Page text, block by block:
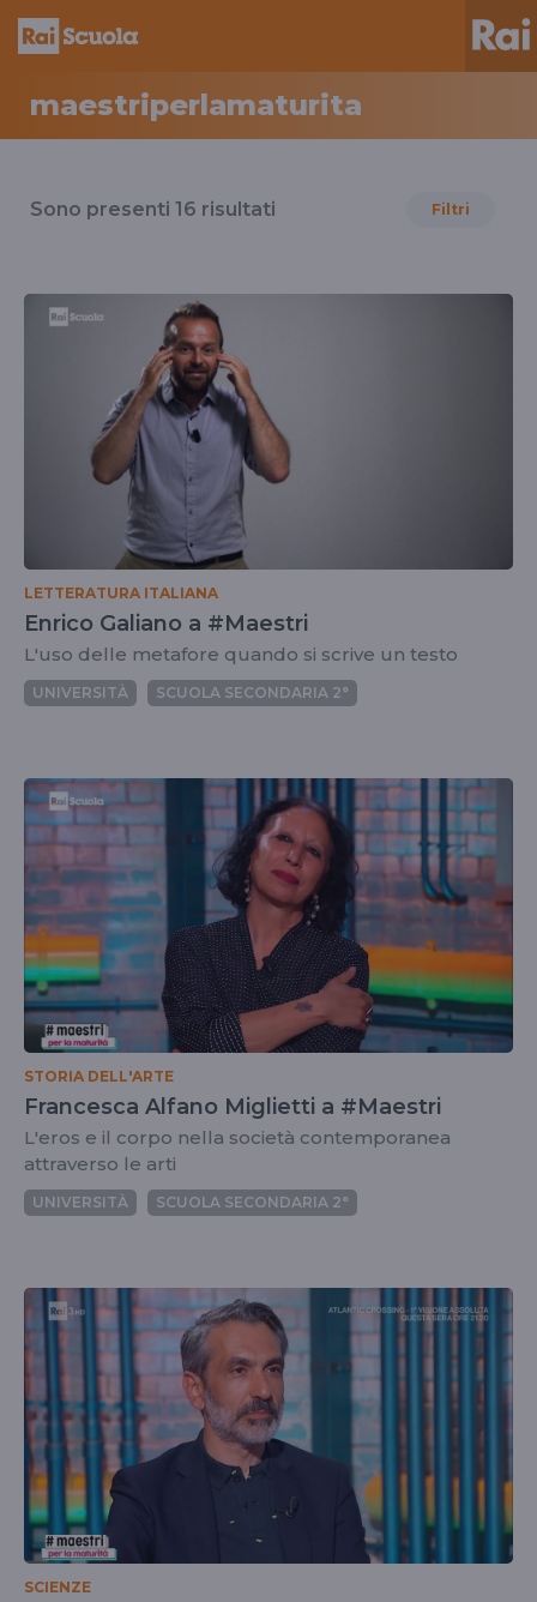
maestriperlamaturita
il
maestriperlamaturita
Sono presenti 16 risultati Filtri
LETTERATURA ITALIANA
Enrico Galiano a #Maestri
L'uso delle metafore quando si scrive un testo
UNIVERSITÀ SCUOLA SECONDARIA 2°
STORIA DELL'ARTE
Francesca Alfano Miglietti a #Maestri
L'eros e il corpo nella società contemporanea
attraverso le arti
UNIVERSITÀ SCUOLA SECONDARIA 2°
SCIENZE